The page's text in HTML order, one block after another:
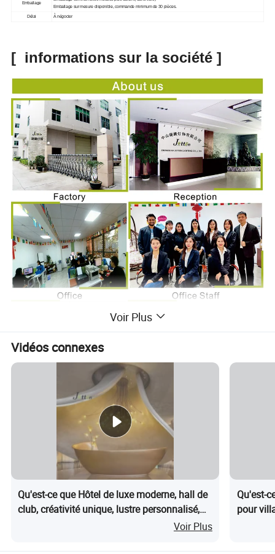
Emballage
Emballage sur mesure disponible, commande minimum de 30 pièces.
Délai À négocier
[ informations sur la société ]
Voir Plus
Vidéos connexes
Qu'est-ce que Hôtel de luxe moderne, hall de
club, créativité unique, lustre personnalisé,
centre commercial, villa, salle à manger,Voir Plus
Qu'est-
pour